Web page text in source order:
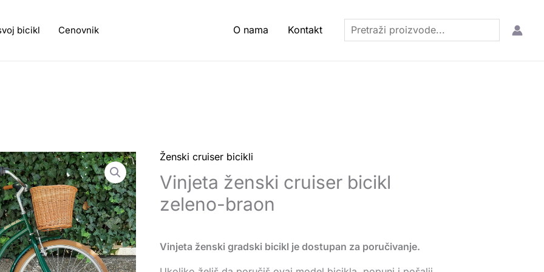
bicikl Cenovnik O nama Kontakt
Ženski cruiser bicikli
Vinjeta ženski cruiser bicikl
zeleno-braon
Vinjeta ženski gradski bicikl je dostupan za poručivanje.